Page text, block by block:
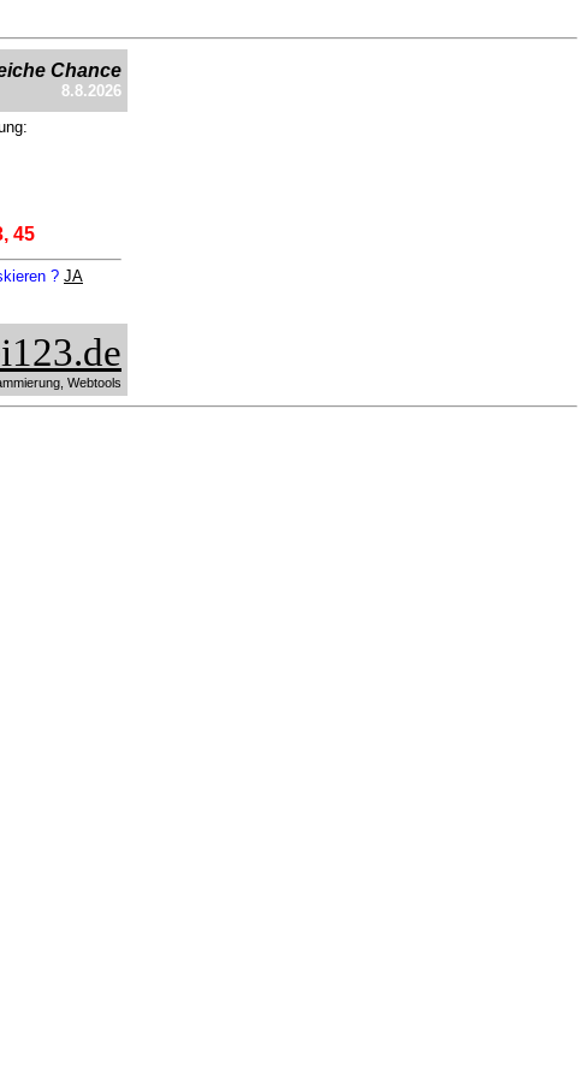
Chance
8.8.2026
45
? JA
Webtools